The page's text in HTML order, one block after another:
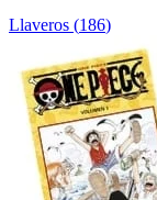
Llaveros (186)